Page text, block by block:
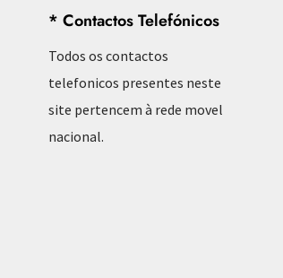
* Contactos Telefónicos
Todos os contactos
telefonicos presentes neste
site pertencem à rede movel
nacional.